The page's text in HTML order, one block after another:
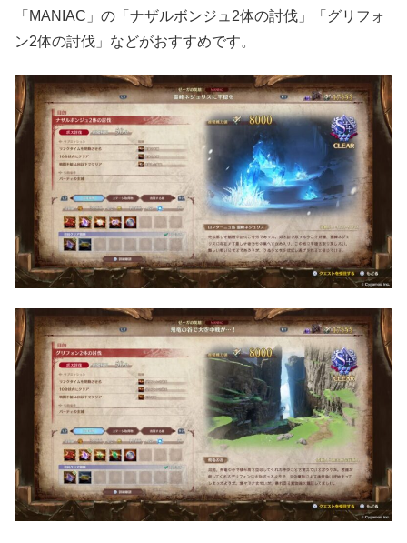
「MANIAC」の「ナザルボンジュ2体の討伐」「グリフォ
ン2体の討伐」などがおすすめです。